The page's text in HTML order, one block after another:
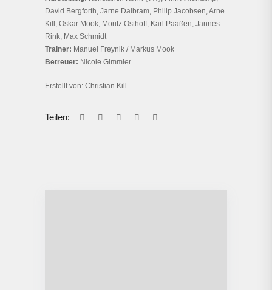
David Bergforth, Jarne Dalbram, Philip Jacobsen, Arne
Kill, Oskar Mook, Moritz Osthoff, Karl Paaßen, Jannes
Rink, Max Schmidt
Trainer: Manuel Freynik / Markus Mook
Betreuer: Nicole Gimmler
Erstellt von: Christian Kill
Teilen: